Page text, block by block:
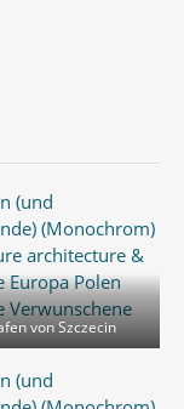
von Szczecin